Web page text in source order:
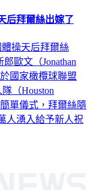
后拜爾絲出嫁了
操天后拜爾絲
歐文（Jonathan
國家橄欖球聯盟
隊（Houston
單儀式，拜爾絲隨
人湧入給予新人祝